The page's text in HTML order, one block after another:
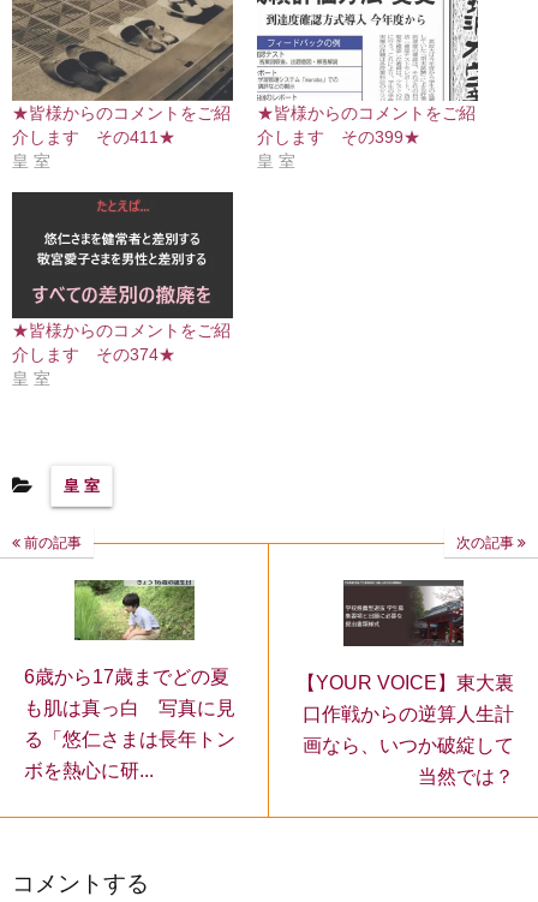
★皆様からのコメントをご紹
介します その411★
皇 室
★皆様からのコメントをご紹
介します その399★
皇 室
★皆様からのコメントをご紹
介します その374★
皇 室
皇 室
前の記事
6歳から17歳までどの夏
も肌は真っ白 写真に見
る「悠仁さまは長年トン
ボを熱心に研...
次の記事
【YOUR VOICE】東大裏
口作戦からの逆算人生計
画なら、いつか破綻して
当然では？
コメントする